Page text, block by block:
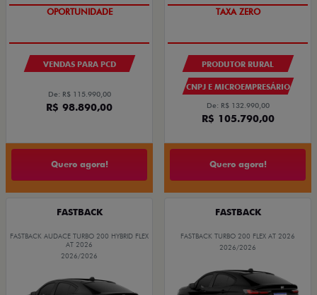
OPORTUNIDADE
VENDAS PARA PCD
De: R$ 115.990,00
R$ 98.890,00
Quero agora!
TAXA ZERO
PRODUTOR RURAL
CNPJ E MICROEMPRESÁRIO
De: R$ 132.990,00
R$ 105.790,00
Quero agora!
FASTBACK
FASTBACK AUDACE TURBO 200 HYBRID FLEX
AT 2026
2026/2026
FASTBACK
FASTBACK TURBO 200 FLEX AT 2026
2026/2026